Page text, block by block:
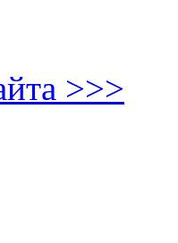
>>>